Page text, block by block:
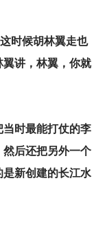
这时候胡林翼走也
讲，林翼，你就
时最能打仗的李
后还把另外一个
新创建的长江水